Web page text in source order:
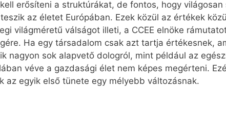
erősíteni a struktúrákat, de fontos, hogy
az életet Európában. Ezek közül az értékek
világméretű válságot illeti, a CCEE elnöke
Ha egy társadalom csak azt tartja értékesnek,
nagyon sok alapvető dologról, mint például az
véve a gazdasági élet nem képes megérteni.
az egyik első tünete egy mélyebb változásnak.